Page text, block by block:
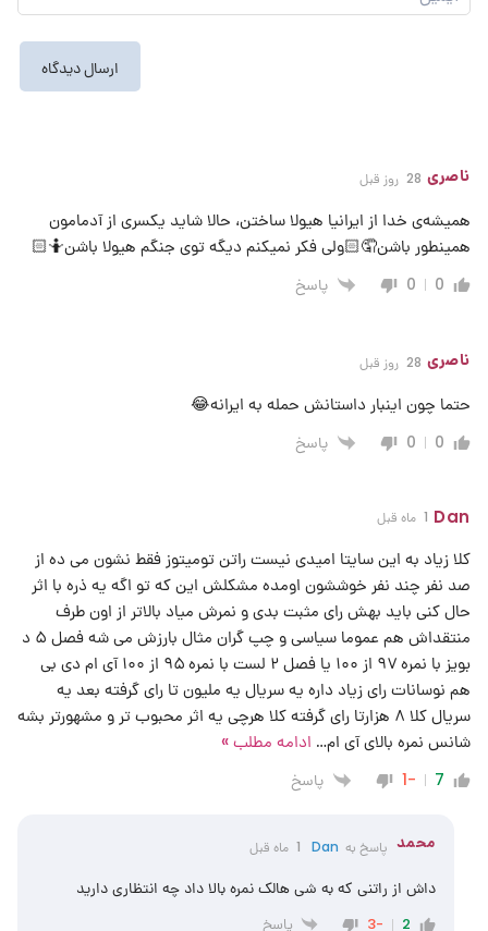
ناصری 28 روز قبل
همیشه‌ی خدا از ایرانیا هیولا ساختن، حالا شاید یکسری از آدمامون
همینطور باشن🤦🏻ولی فکر نمیکنم دیگه توی جنگم هیولا باشن🤷🏻
0
0 پاسخ
ناصری 28 روز قبل
حتما چون اینبار داستانش حمله به ایرانه😂
0
0 پاسخ
Dan 1 ماه قبل
کلا زیاد به این سایتا امیدی نیست راتن تومیتوز فقط نشون می ده از
صد نفر چند نفر خوششون اومده مشکلش این که تو اگه یه ذره با اثر
حال کنی باید بهش رای مثبت بدی و نمرش میاد بالاتر از اون طرف
منتقداش هم عموما سیاسی و چپ گران مثال بارزش می شه فصل ۵ د
بویز با نمره ۹۷ از ۱۰۰ یا فصل ۲ لست با نمره ۹۵ از ۱۰۰ آی ام دی بی
هم نوسانات رای زیاد داره یه سریال یه ملیون تا رای گرفته بعد یه
سریال کلا ۸ هزارتا رای گرفته کلا هرچی یه اثر محبوب تر و مشهورتر بشه
شانس نمره بالای آی ام… ادامه مطلب »
7
-1 پاسخ
محمد پاسخ به Dan 1 ماه قبل
داش از راتنی که به شی هالک نمره بالا داد چه انتظاری دارید
2
-3 پاسخ